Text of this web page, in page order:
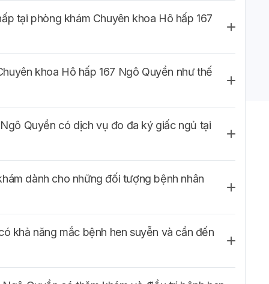
tại phòng khám Chuyên khoa Hô hấp 167
khoa Hô hấp 167 Ngô Quyền như thế
Quyền có dịch vụ đo đa ký giấc ngủ tại
dành cho những đối tượng bệnh nhân
khả năng mắc bệnh hen suyễn và cần đến